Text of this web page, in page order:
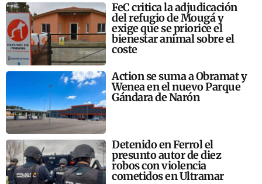
FeC critica la adjudicación
del refugio de Mougá y
exige que se priorice el
bienestar animal sobre el
coste
Action se suma a Obramat y
Wenea en el nuevo Parque
Gándara de Narón
Detenido en Ferrol el
presunto autor de diez
robos con violencia
cometidos en Ultramar